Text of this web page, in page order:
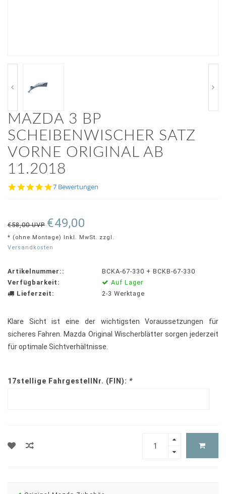
MAZDA 3 BP
SCHEIBENWISCHER SATZ
VORNE ORIGINAL AB
11.2018
5.0
7 Bewertungen
€58,00 UVP €49,00
* (ohne Montage) Inkl. MwSt. zzgl.
Versandkosten
Artikelnummer::
BCKA-67-330 + BCKB-67-330
Verfügbarkeit:
Auf Lager
Lieferzeit:
2-3 Werktage
Klare Sicht ist eine der wichtigsten Voraussetzungen für
sicheres Fahren. Mazda Original Wischerblätter sorgen jederzeit
für optimale Sichtverhältnisse.
17stellige FahrgestellNr. (FIN): *